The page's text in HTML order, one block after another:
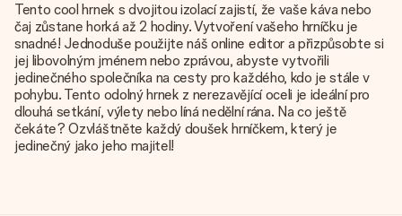
Tento cool hrnek s dvojitou izolací zajistí, že vaše káva nebo
čaj zůstane horká až 2 hodiny. Vytvoření vašeho hrníčku je
snadné! Jednoduše použijte náš online editor a přizpůsobte si
jej libovolným jménem nebo zprávou, abyste vytvořili
jedinečného společníka na cesty pro každého, kdo je stále v
pohybu. Tento odolný hrnek z nerezavějící oceli je ideální pro
dlouhá setkání, výlety nebo líná nedělní rána. Na co ještě
čekáte? Ozvláštněte každý doušek hrníčkem, který je
jedinečný jako jeho majitel!